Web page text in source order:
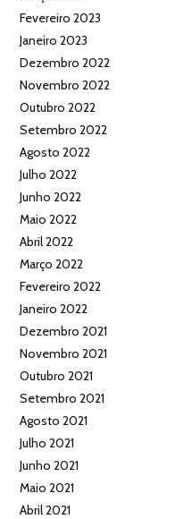
Fevereiro 2023
Janeiro 2023
Dezembro 2022
Novembro 2022
Outubro 2022
Setembro 2022
Agosto 2022
Julho 2022
Junho 2022
Maio 2022
Abril 2022
Março 2022
Fevereiro 2022
Janeiro 2022
Dezembro 2021
Novembro 2021
Outubro 2021
Setembro 2021
Agosto 2021
Julho 2021
Junho 2021
Maio 2021
Abril 2021